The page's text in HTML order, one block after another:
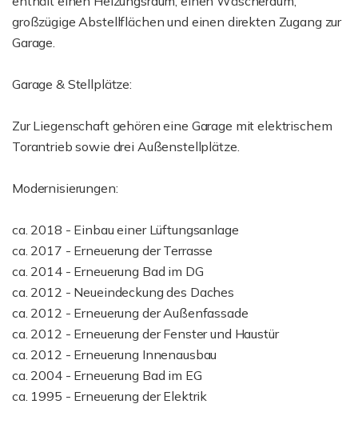
großzügige Abstellflächen und einen direkten Zugang zur
Garage.
Garage & Stellplätze:
Zur Liegenschaft gehören eine Garage mit elektrischem
Torantrieb sowie drei Außenstellplätze.
Modernisierungen:
ca. 2018 - Einbau einer Lüftungsanlage
ca. 2017 - Erneuerung der Terrasse
ca. 2014 - Erneuerung Bad im DG
ca. 2012 - Neueindeckung des Daches
ca. 2012 - Erneuerung der Außenfassade
ca. 2012 - Erneuerung der Fenster und Haustür
ca. 2012 - Erneuerung Innenausbau
ca. 2004 - Erneuerung Bad im EG
ca. 1995 - Erneuerung der Elektrik